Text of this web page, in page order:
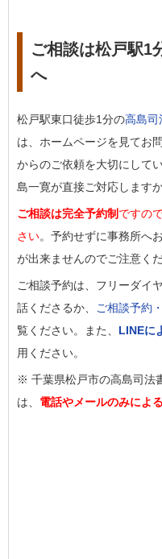
ご相談は松戸駅1
へ
松戸駅東口徒歩1分の高島司
は、ホームページを見てお
からのご依頼を大切にして
島一寛が直接ご対応します
ご相談は完全予約制 ですの
さい。予約せずに事務所へ
が出来ませんのでご注意くだ
ご相談予約は、フリーダイ
話くださるか、
ご相談予約
覧ください。また、 LINEに
用ください。
※ 千葉県松戸市の高島司法
は、 電話やメールのみによ